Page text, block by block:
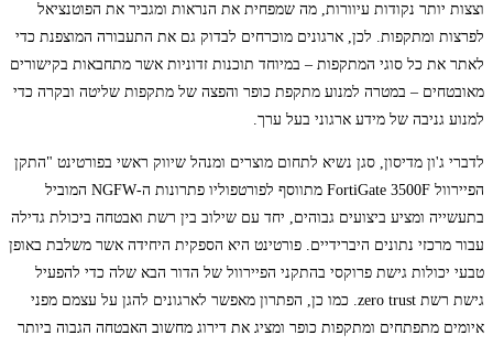
וצצות יותר נקודות עיוורות, מה שמפחית את הנראות ומגביר את הפוטנציאל
לפרצות ומתקפות. לכן, ארגונים מוכרחים לבדוק גם את התעבורה המוצפנת כדי
לאתר את כל סוגי המתקפות – במיוחד תוכנות זדוניות אשר מתחבאות בקישורים
מאובטחים – במטרה למנוע מתקפת כופר והפצה של מתקפות שליטה ובקרה כדי
למנוע גניבה של מידע ארגוני בעל ערך.
לדברי ג'ון מדיסון, סגן נשיא לתחום מוצרים ומנהל שיווק ראשי בפורטינט "התקן
הפיירוול FortiGate 3500F מתווסף לפורטפוליו פתרונות ה-NGFW המוביל
בתעשייה ומציע ביצועים גבוהים, יחד עם שילוב בין רשת ואבטחה ביכולת גדילה
עבור מרכזי נתונים היברידיים. פורטינט היא הספקית היחידה אשר משלבת באופן
טבעי יכולות גישת פרוקסי בהתקני הפיירוול של הדור הבא שלה כדי להפעיל
גישת רשת zero trust. כמו כן, הפתרון מאפשר לארגונים להגן על עצמם מפני
איומים מתפתחים ומתקפות כופר ומציג את דירוג מחשוב האבטחה הגבוה ביותר